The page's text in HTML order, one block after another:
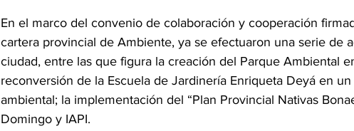
En el marco del convenio de colaboración y cooperación
cartera provincial de Ambiente, ya se efectuaron una serie de
ciudad, entre las que figura la creación del Parque Ambiental
reconversión de la Escuela de Jardinería Enriqueta Deyá en
ambiental; la implementación del “Plan Provincial Nativas
Domingo y IAPI.